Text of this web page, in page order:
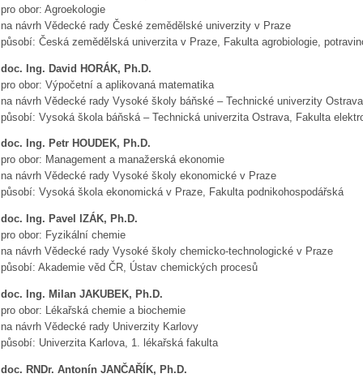
pro obor: Agroekologie
na návrh Vědecké rady České zemědělské univerzity v Praze
působí: Česká zemědělská univerzita v Praze, Fakulta agrobiologie,
doc. Ing. David HORÁK, Ph.D.
pro obor: Výpočetní a aplikovaná matematika
na návrh Vědecké rady Vysoké školy báňské – Technické univerzity Ostrava
působí: Vysoká škola báňská – Technická univerzita Ostrava, Fakulta
doc. Ing. Petr HOUDEK, Ph.D.
pro obor: Management a manažerská ekonomie
na návrh Vědecké rady Vysoké školy ekonomické v Praze
působí: Vysoká škola ekonomická v Praze, Fakulta podnikohospodářská
doc. Ing. Pavel IZÁK, Ph.D.
pro obor: Fyzikální chemie
na návrh Vědecké rady Vysoké školy chemicko-technologické v Praze
působí: Akademie věd ČR, Ústav chemických procesů
doc. Ing. Milan JAKUBEK, Ph.D.
pro obor: Lékařská chemie a biochemie
na návrh Vědecké rady Univerzity Karlovy
působí: Univerzita Karlova, 1. lékařská fakulta
doc. RNDr. Antonín JANČAŘÍK, Ph.D.